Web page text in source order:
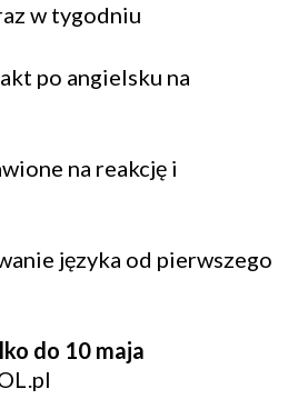
w tygodniu
po angielsku na
na reakcję i
języka od pierwszego
do 10 maja